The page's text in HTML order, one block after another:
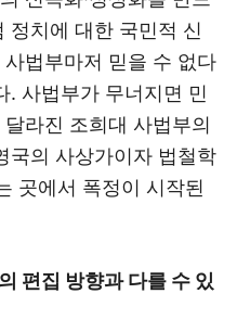
정치에 대한 국민적 신
법부마저 믿을 수 없다
. 사법부가 무너지면 민
라진 조희대 사법부의
국의 사상가이자 법철학
곳에서 폭정이 시작된
편집 방향과 다를 수 있